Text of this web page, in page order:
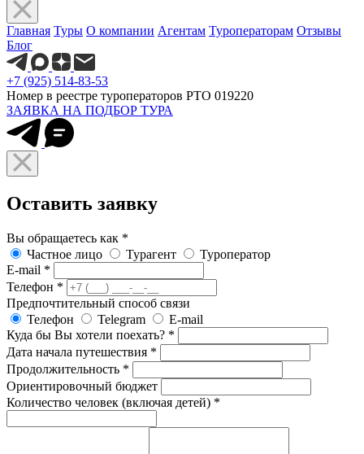
Главная Туры О компании Агентам Туроператорам Отзывы
Блог
+7 (925) 514-83-53
Номер в реестре туроператоров РТО 019220
ЗАЯВКА НА ПОДБОР ТУРА
Оставить заявку
Вы обращаетесь как *
Частное лицо
Турагент
Туроператор
E-mail *
Телефон *
Предпочтительный способ связи
Телефон
Telegram
E-mail
Куда бы Вы хотели поехать? *
Дата начала путешествия *
Продолжительность *
Ориентировочный бюджет
Количество человек (включая детей) *